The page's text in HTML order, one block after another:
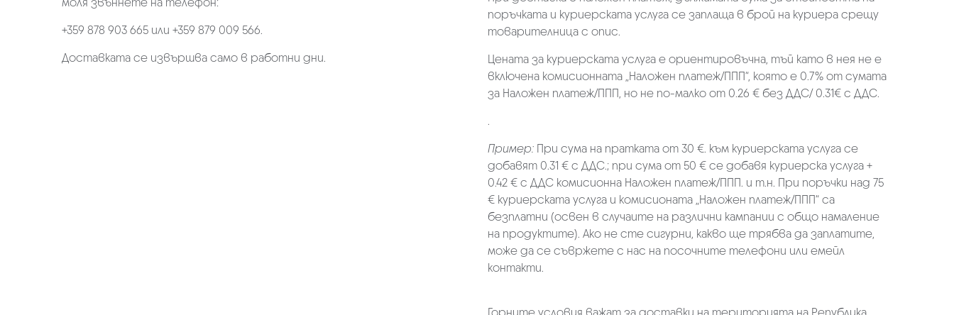
+359 878 903 665 или +359 879 009 566.
Доставката се извършва само в работни дни.
поръчката и куриерската услуга се заплаща в брой на куриера срещу
товарителница с опис.
Цената за куриерската услуга е ориентировъчна, тъй като в нея не е
включена комисионната „Наложен платеж/ППП“, която е 0.7% от сумата
за Наложен платеж/ППП, но не по-малко от 0.26 € без ДДС/ 0.31€ с ДДС.
.
Пример: При сума на пратката от 30 €. към куриерската услуга се
добавят 0.31 € с ДДС.; при сума от 50 € се добавя куриерска услуга +
0.42 € с ДДС комисионна Наложен платеж/ППП. и т.н. При поръчки над 75
€ куриерската услуга и комисионата „Наложен платеж/ППП“ са
безплатни (освен в случаите на различни кампании с общо намаление
на продуктите). Ако не сте сигурни, какво ще трябва да заплатите,
може да се съвржете с нас на посочните телефони или емейл
контакти.